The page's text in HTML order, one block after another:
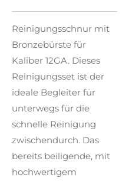
Reinigungsschnur mit
Bronzebürste für
Kaliber 12GA. Dieses
Reinigungsset ist der
ideale Begleiter für
unterwegs für die
schnelle Reinigung
zwischendurch. Das
bereits beiligende, mit
hochwertigem